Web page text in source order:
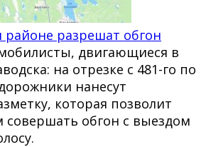
разрешат обгон
двигающиеся в
на отрезке с 481-го по
нанесут
которая позволит
совершать обгон с выездом